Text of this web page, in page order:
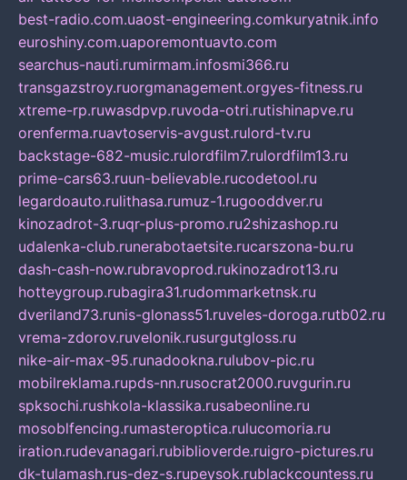
best-radio.com.uaost-engineering.comkuryatnik.info
euroshiny.com.uaporemontuavto.com
searchus-nauti.rumirmam.infosmi366.ru
transgazstroy.ruorgmanagement.orgyes-fitness.ru
xtreme-rp.ruwasdpvp.ruvoda-otri.rutishinapve.ru
orenferma.ruavtoservis-avgust.rulord-tv.ru
backstage-682-music.rulordfilm7.rulordfilm13.ru
prime-cars63.ruun-believable.rucodetool.ru
legardoauto.rulithasa.rumuz-1.rugooddver.ru
kinozadrot-3.ruqr-plus-promo.ru2shizashop.ru
udalenka-club.runerabotaetsite.rucarszona-bu.ru
dash-cash-now.rubravoprod.rukinozadrot13.ru
hotteygroup.rubagira31.rudommarketnsk.ru
dveriland73.runis-glonass51.ruveles-doroga.rutb02.ru
vrema-zdorov.ruvelonik.rusurgutgloss.ru
nike-air-max-95.runadookna.rulubov-pic.ru
mobilreklama.rupds-nn.rusocrat2000.ruvgurin.ru
spksochi.rushkola-klassika.rusabeonline.ru
mosoblfencing.rumasteroptica.rulucomoria.ru
iration.rudevanagari.rubiblioverde.ruigro-pictures.ru
dk-tulamash.rus-dez-s.rupeysok.rublackcountess.ru